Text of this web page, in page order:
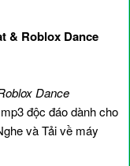
& Roblox Dance
Dance
độc đáo dành cho
và Tải về máy